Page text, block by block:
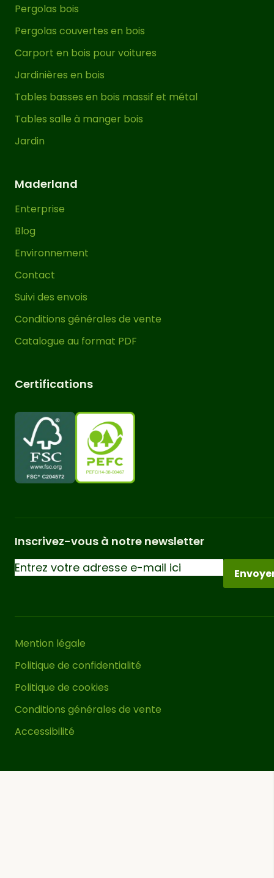
Pergolas bois
Pergolas couvertes en bois
Carport en bois pour voitures
Jardinières en bois
Tables basses en bois massif et métal
Tables salle à manger bois
Jardin
Maderland
Enterprise
Blog
Environnement
Contact
Suivi des envois
Conditions générales de vente
Catalogue au format PDF
Certifications
Inscrivez-vous à notre newsletter
Mention légale
Politique de confidentialité
Politique de cookies
Conditions générales de vente
Accessibilité